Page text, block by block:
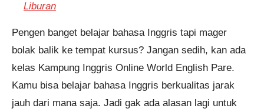
Liburan
Pengen banget belajar bahasa Inggris tapi mager
bolak balik ke tempat kursus? Jangan sedih, kan ada
kelas Kampung Inggris Online World English Pare.
Kamu bisa belajar bahasa Inggris berkualitas jarak
jauh dari mana saja. Jadi gak ada alasan lagi untuk